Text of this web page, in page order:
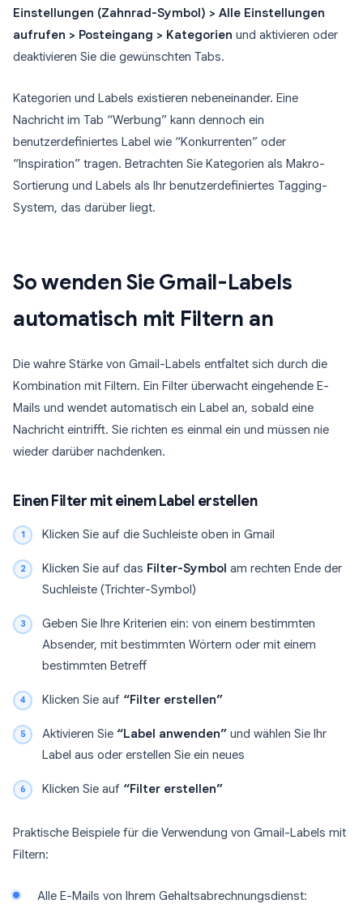
Einstellungen (Zahnrad-Symbol) > Alle Einstellungen
aufrufen > Posteingang > Kategorien und aktivieren oder
deaktivieren Sie die gewünschten Tabs.
Kategorien und Labels existieren nebeneinander. Eine
Nachricht im Tab “Werbung” kann dennoch ein
benutzerdefiniertes Label wie “Konkurrenten” oder
“Inspiration” tragen. Betrachten Sie Kategorien als Makro-
Sortierung und Labels als Ihr benutzerdefiniertes Tagging-
System, das darüber liegt.
So wenden Sie Gmail-Labels
automatisch mit Filtern an
Die wahre Stärke von Gmail-Labels entfaltet sich durch die
Kombination mit Filtern. Ein Filter überwacht eingehende E-
Mails und wendet automatisch ein Label an, sobald eine
Nachricht eintrifft. Sie richten es einmal ein und müssen nie
wieder darüber nachdenken.
Einen Filter mit einem Label erstellen
Klicken Sie auf die Suchleiste oben in Gmail
Klicken Sie auf das Filter-Symbol am rechten Ende der
Suchleiste (Trichter-Symbol)
Geben Sie Ihre Kriterien ein: von einem bestimmten
Absender, mit bestimmten Wörtern oder mit einem
bestimmten Betreff
Klicken Sie auf “Filter erstellen”
Aktivieren Sie “Label anwenden” und wählen Sie Ihr
Label aus oder erstellen Sie ein neues
Klicken Sie auf “Filter erstellen”
Praktische Beispiele für die Verwendung von Gmail-Labels mit
Filtern:
Alle E-Mails von Ihrem Gehaltsabrechnungsdienst: